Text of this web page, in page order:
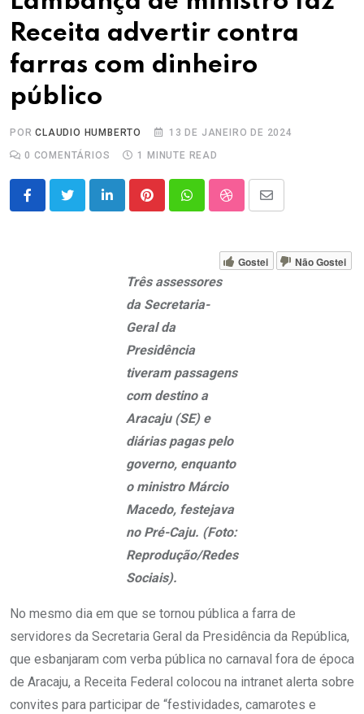
Receita advertir contra
farras com dinheiro
público
PORCLAUDIO HUMBERTO
13 DE JANEIRO DE 2024
0 COMENTÁRIOS 1 MINUTE READ
LinkedInPinterestWhatsappStumbleUpon
Share
Email
Gostei Não Gostei
Três assessores
da Secretaria-
Geral da
Presidência
tiveram passagens
com destino a
Aracaju (SE) e
diárias pagas pelo
governo, enquanto
o ministro Márcio
Macedo, festejava
no Pré-Caju. (Foto:
Reprodução/Redes
Sociais).
No mesmo dia em que se tornou pública a farra de
servidores da Secretaria Geral da Presidência da República,
que esbanjaram com verba pública no carnaval fora de época
de Aracaju, a Receita Federal colocou na intranet alerta sobre
convites para participar de “festividades, camarotes e